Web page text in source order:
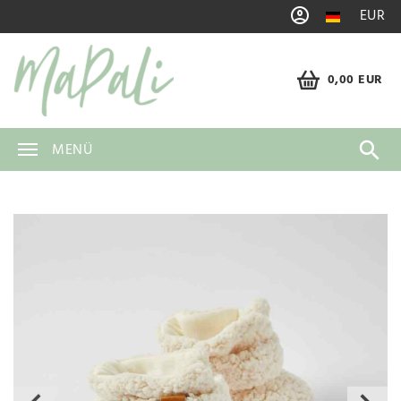
EUR
0,00 EUR
MENÜ